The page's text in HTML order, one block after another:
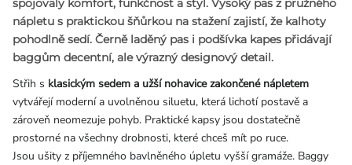
spojovaly komfort, funkčnost a styl. Vysoký pas z pružného
nápletu s praktickou šňůrkou na staženízajistí, že kalhoty
pohodlně sedí. Černě laděný pas i podšívka kapes přidávají
baggům decentní, ale výrazný designový detail.
Střih s klasickým sedem a užší nohavice zakončené nápletem
vytvářejí moderní a uvolněnou siluetu, která lichotí postavě a
zároveň neomezuje pohyb. Praktické kapsy jsou dostatečně
prostorné na všechny drobnosti, které chceš mít po ruce.
Jsou ušity z příjemného bavlněného úpletu vyšší gramáže. Baggy